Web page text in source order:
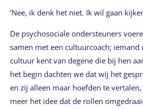
‘Nee, ik denk het niet. Ik wil gaan
De psychosociale ondersteuners
samen met een cultuurcoach; iemand
cultuur kent van degene die bij hen
het begin dachten we dat wij het
en zij alleen maar hoefden te
meer het idee dat de rollen